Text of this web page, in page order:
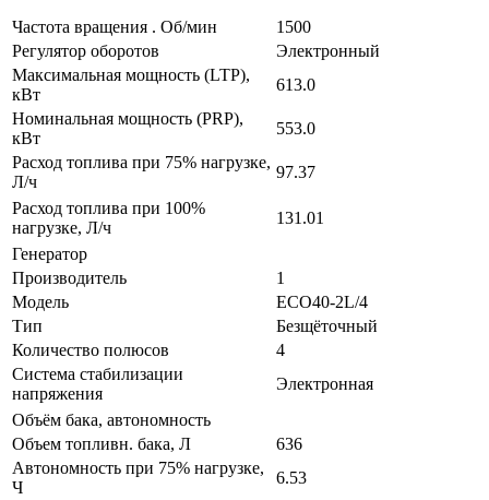
Частота вращения . Об/мин
1500
Регулятор оборотов
Электронный
Максимальная мощность (LTP),
кВт
613.0
Номинальная мощность (PRP),
кВт
553.0
Расход топлива при 75% нагрузке,
Л/ч
97.37
Расход топлива при 100%
нагрузке, Л/ч
131.01
Генератор
Производитель
1
Модель
ECO40-2L/4
Тип
Безщёточный
Количество полюсов
4
Система стабилизации
напряжения
Электронная
Объём бака, автономность
Объем топливн. бака, Л
636
Автономность при 75% нагрузке,
Ч
6.53